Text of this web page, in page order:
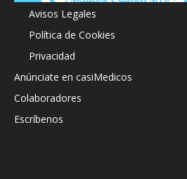
Avisos Legales
Política de Cookies
Privacidad
Anúnciate en casiMedicos
Colaboradores
Escríbenos